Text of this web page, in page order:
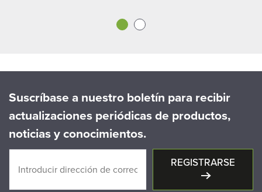
Suscríbase a nuestro boletín para recibir
actualizaciones periódicas de productos,
noticias y conocimientos.
REGISTRARSE